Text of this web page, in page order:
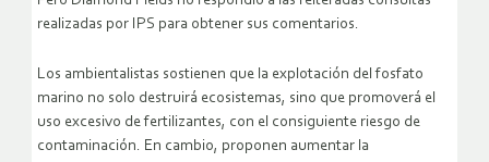
realizadas por IPS para obtener sus comentarios.
Los ambientalistas sostienen que la explotación del fosfato
marino no solo destruirá ecosistemas, sino que promoverá el
uso excesivo de fertilizantes, con el consiguiente riesgo de
contaminación. En cambio, proponen aumentar la